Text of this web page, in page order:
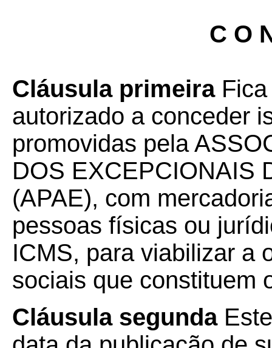
C O
Cláusula primeira
autorizado a conceder
promovidas pela
DOS EXCEPCIONAIS
(APAE), com
pessoas físicas ou
ICMS, para viabilizar a
sociais que constituem
Cláusula segunda